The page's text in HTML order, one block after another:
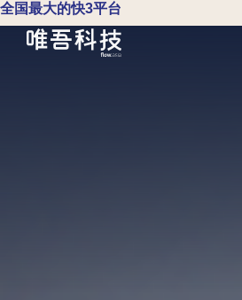
全国最大的快3平台